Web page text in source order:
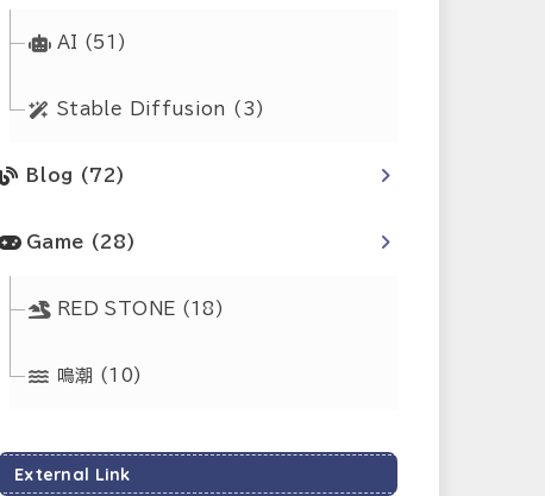
AI (51)
Stable Diffusion (3)
Blog (72)
Game (28)
RED STONE (18)
鳴潮 (10)
External Link